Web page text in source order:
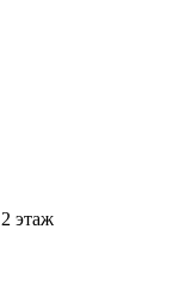
этаж